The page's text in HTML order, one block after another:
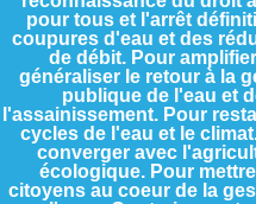
pour tous et l'arrêt
coupures d'eau et des
de débit. Pour
généraliser le retour à la
publique de l'eau et
l'assainissement. Pour
cycles de l'eau et le
converger avec
écologique. Pour
citoyens au coeur de la